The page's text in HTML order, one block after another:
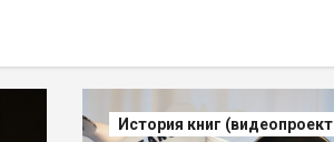
История книг (видеопроект